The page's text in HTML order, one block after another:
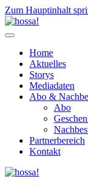
Zum Hauptinhalt
Home
Aktuelles
Storys
Mediadaten
Abo &
Abo
Partnerbereich
Kontakt